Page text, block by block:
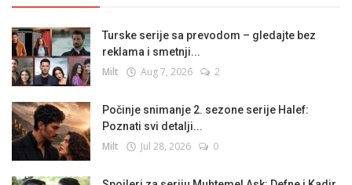
Turske serije sa prevodom – gledajte bez
reklama i smetnji...
Milt Aug 7, 2026 2
Počinje snimanje 2. sezone serije Halef:
Poznati svi detalji...
Milt Jul 28, 2026 0